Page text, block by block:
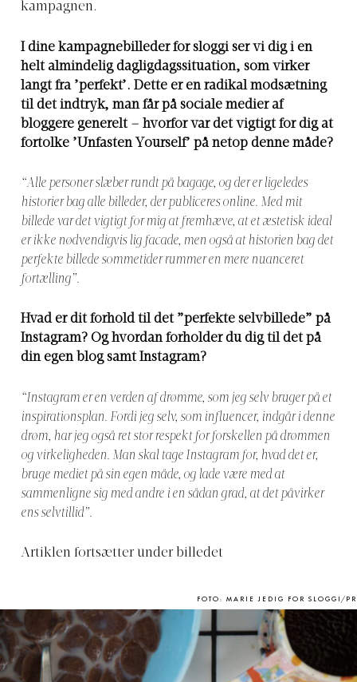
kampagnen.
I dine kampagnebilleder for sloggi ser vi dig i en
helt almindelig dagligdagssituation, som virker
langt fra ’perfekt’. Dette er en radikal modsætning
til det indtryk, man får på sociale medier af
bloggere generelt – hvorfor var det vigtigt for dig at
fortolke ’Unfasten Yourself’ på netop denne måde?
“Alle personer slæber rundt på bagage, og der er ligeledes
historier bag alle billeder, der publiceres online. Med mit
billede var det vigtigt for mig at fremhæve, at et æstetisk ideal
er ikke nødvendigvis lig facade, men også at historien bag det
perfekte billede sommetider rummer en mere nuanceret
fortælling”.
Hvad er dit forhold til det ”perfekte selvbillede” på
Instagram? Og hvordan forholder du dig til det på
din egen blog samt Instagram?
“Instagram er en verden af drømme, som jeg selv bruger på et
inspirationsplan. Fordi jeg selv, som influencer, indgår i denne
drøm, har jeg også ret stor respekt for forskellen på drømmen
og virkeligheden. Man skal tage Instagram for, hvad det er,
bruge mediet på sin egen måde, og lade være med at
sammenligne sig med andre i en sådan grad, at det påvirker
ens selvtillid”.
Artiklen fortsætter under billedet
FOTO: MARIE JEDIG FOR SLOGGI/PR